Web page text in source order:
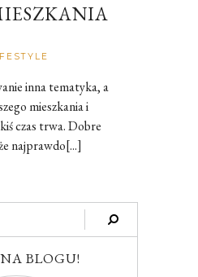
inna tematyka, a
mieszkania i
czas trwa. Dobre
najprawdo[...]
BLOGU!